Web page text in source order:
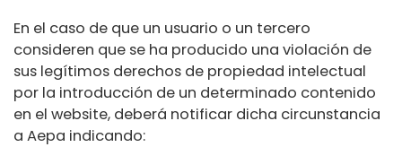
En el caso de que un usuario o un tercero
consideren que se ha producido una violación de
sus legítimos derechos de propiedad intelectual
por la introducción de un determinado contenido
en el website, deberá notificar dicha circunstancia
a Aepa indicando: